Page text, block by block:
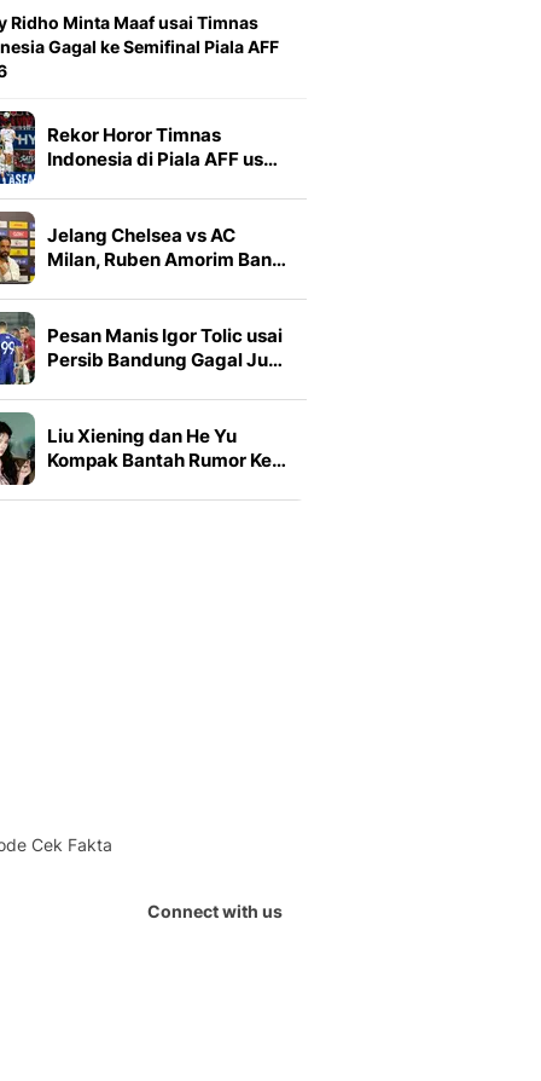
Ridho Minta Maaf usai Timnas
Gagal ke Semifinal Piala AFF
Rekor Horor Timnas
Indonesia di Piala AFF us…
Jelang Chelsea vs AC
Milan, Ruben Amorim Ban…
Pesan Manis Igor Tolic usai
Persib Bandung Gagal Ju…
Liu Xiening dan He Yu
Kompak Bantah Rumor Ke…
Cek Fakta
Connect with us